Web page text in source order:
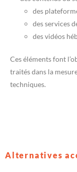
des
des services
des vidéos
Ces éléments font
traités dans la
techniques.
Alternatives